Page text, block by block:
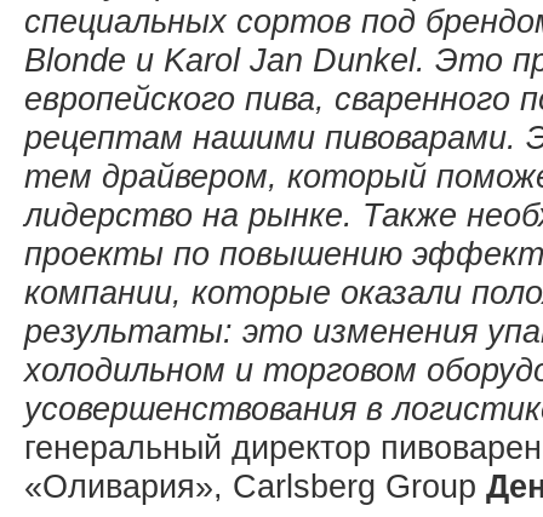
специальных сортов под
Blonde и Karol Jan Dunkel. Это
европейского пива, сваренного
рецептам нашими
тем драйвером, который
лидерство на рынке. Также
проекты по повышению
компании, которые оказали
результаты: это изменения
холодильном и торговом
усовершенствования в
генеральный директор
«Оливария», Carlsberg Group